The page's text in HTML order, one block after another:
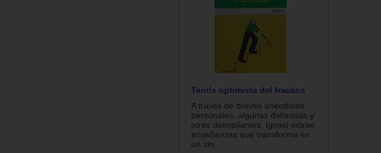
Teoría optimista del fracaso
A través de breves anécdotas
personales, algunas dolorosas y
otras desopilantes, Ignasi extrae
enseñanzas que transforma en
un sin...